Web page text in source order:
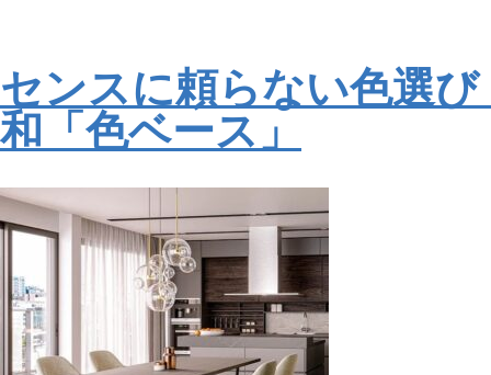
センスに頼らない色選
和「色ベース」